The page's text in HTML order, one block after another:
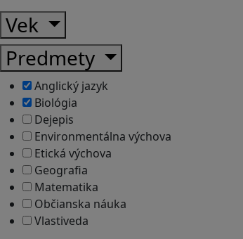
Vek
Predmety
Anglický jazyk
Biológia
Dejepis
Environmentálna výchova
Etická výchova
Geografia
Matematika
Občianska náuka
Vlastiveda